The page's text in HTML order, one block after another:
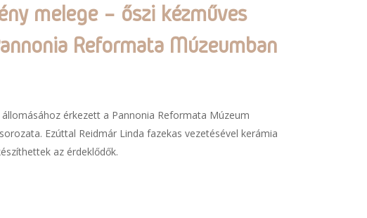
melege – őszi kézműves
Reformata Múzeumban
érkezett a Pannonia Reformata Múzeum
Ezúttal Reidmár Linda fazekas vezetésével kerámia
az érdeklődők.